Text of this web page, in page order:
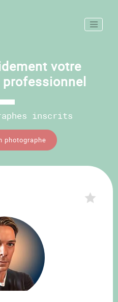
votre
inscrits
photographe